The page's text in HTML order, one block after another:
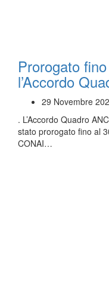
Prorogato
l’Accordo
29 Novembre
. L’Accordo Quadro
stato prorogato fino al
CONAI…